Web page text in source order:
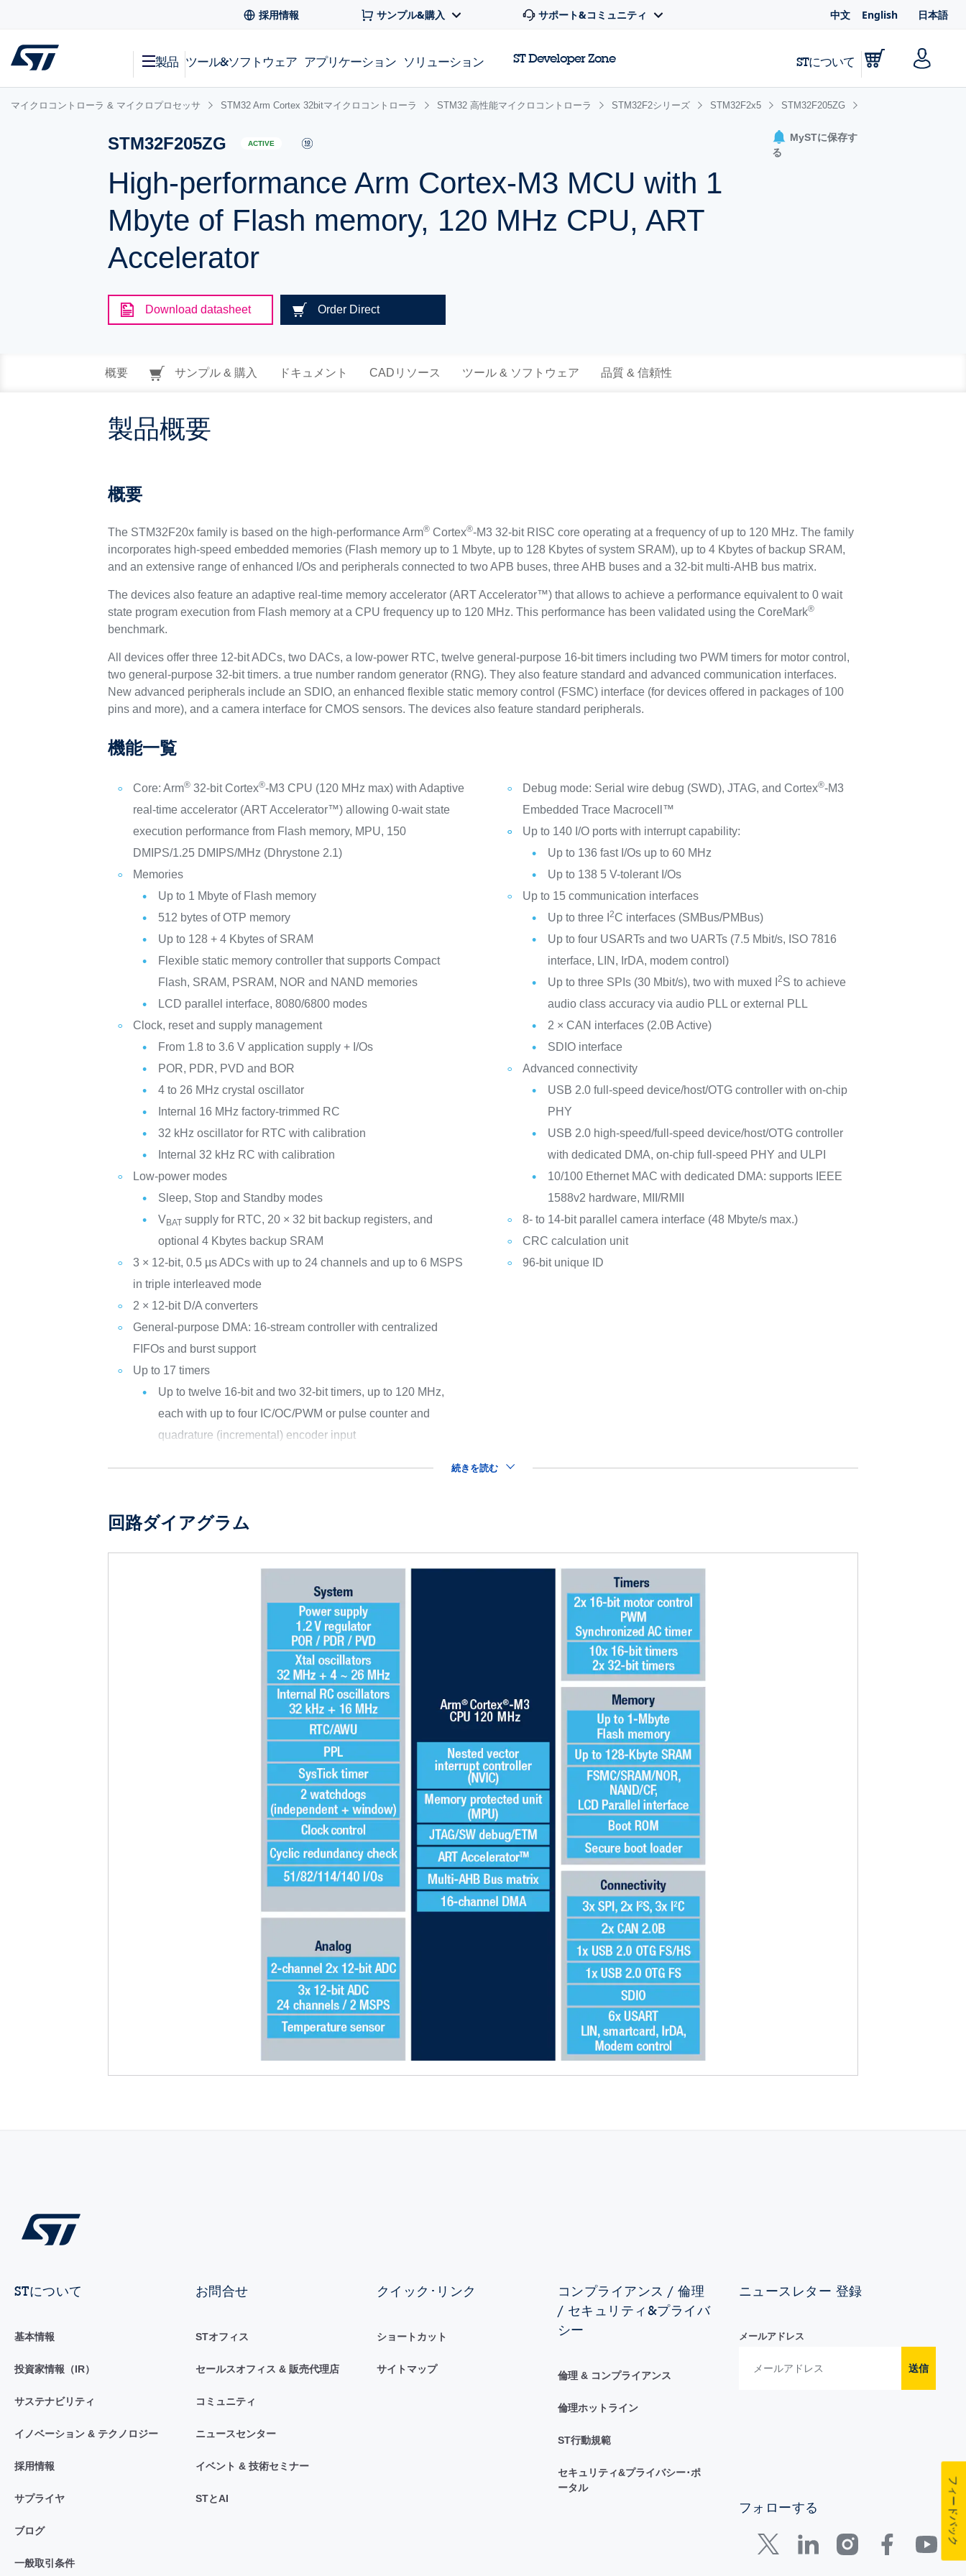
採用情報 サンプル&購入 サポート&コミュニティ 中文 English 日本語
製品 ツール&ソフトウェア アプリケーション ソリューション ST Developer Zone STについて
マイクロコントローラ & マイクロプロセッサ STM32 Arm Cortex 32bitマイクロコントローラ STM32 高性能マイクロコントローラ STM32F2シリーズ STM32F2x5 STM32F205ZG
STM32F205ZG ACTIVE
High-performance Arm Cortex-M3 MCU with 1
Mbyte of Flash memory, 120 MHz CPU, ART
Accelerator
MySTに保存す
る
Download datasheet Order Direct
概要 サンプル & 購入 ドキュメント CADリソース ツール & ソフトウェア 品質 & 信頼性
製品概要
概要
The STM32F20x family is based on the high-performance Arm® Cortex®-M3 32-bit RISC core operating at a frequency of up to 120 MHz. The family
incorporates high-speed embedded memories (Flash memory up to 1 Mbyte, up to 128 Kbytes of system SRAM), up to 4 Kbytes of backup SRAM,
and an extensive range of enhanced I/Os and peripherals connected to two APB buses, three AHB buses and a 32-bit multi-AHB bus matrix.
The devices also feature an adaptive real-time memory accelerator (ART Accelerator™) that allows to achieve a performance equivalent to 0 wait
state program execution from Flash memory at a CPU frequency up to 120 MHz. This performance has been validated using the CoreMark®
benchmark.
All devices offer three 12-bit ADCs, two DACs, a low-power RTC, twelve general-purpose 16-bit timers including two PWM timers for motor control,
two general-purpose 32-bit timers. a true number random generator (RNG). They also feature standard and advanced communication interfaces.
New advanced peripherals include an SDIO, an enhanced flexible static memory control (FSMC) interface (for devices offered in packages of 100
pins and more), and a camera interface for CMOS sensors. The devices also feature standard peripherals.
機能一覧
Core: Arm® 32-bit Cortex®-M3 CPU (120 MHz max) with Adaptive
real-time accelerator (ART Accelerator™) allowing 0-wait state
execution performance from Flash memory, MPU, 150
DMIPS/1.25 DMIPS/MHz (Dhrystone 2.1)
Memories
Up to 1 Mbyte of Flash memory
512 bytes of OTP memory
Up to 128 + 4 Kbytes of SRAM
Flexible static memory controller that supports Compact
Flash, SRAM, PSRAM, NOR and NAND memories
LCD parallel interface, 8080/6800 modes
Clock, reset and supply management
From 1.8 to 3.6 V application supply + I/Os
POR, PDR, PVD and BOR
4 to 26 MHz crystal oscillator
Internal 16 MHz factory-trimmed RC
32 kHz oscillator for RTC with calibration
Internal 32 kHz RC with calibration
Low-power modes
Sleep, Stop and Standby modes
VBAT supply for RTC, 20 × 32 bit backup registers, and
optional 4 Kbytes backup SRAM
3 × 12-bit, 0.5 µs ADCs with up to 24 channels and up to 6 MSPS
in triple interleaved mode
2 × 12-bit D/A converters
General-purpose DMA: 16-stream controller with centralized
FIFOs and burst support
Up to 17 timers
Up to twelve 16-bit and two 32-bit timers, up to 120 MHz,
each with up to four IC/OC/PWM or pulse counter and
quadrature (incremental) encoder input
Debug mode: Serial wire debug (SWD), JTAG, and Cortex®-M3
Embedded Trace Macrocell™
Up to 140 I/O ports with interrupt capability:
Up to 136 fast I/Os up to 60 MHz
Up to 138 5 V-tolerant I/Os
Up to 15 communication interfaces
Up to three I 2C interfaces (SMBus/PMBus)
Up to four USARTs and two UARTs (7.5 Mbit/s, ISO 7816
interface, LIN, IrDA, modem control)
Up to three SPIs (30 Mbit/s), two with muxed I
2S to achieve
audio class accuracy via audio PLL or external PLL
2 × CAN interfaces (2.0B Active)
SDIO interface
Advanced connectivity
USB 2.0 full-speed device/host/OTG controller with on-chip
PHY
USB 2.0 high-speed/full-speed device/host/OTG controller
with dedicated DMA, on-chip full-speed PHY and ULPI
10/100 Ethernet MAC with dedicated DMA: supports IEEE
1588v2 hardware, MII/RMII
8- to 14-bit parallel camera interface (48 Mbyte/s max.)
CRC calculation unit
96-bit unique ID
続きを読む
回路ダイアグラム
STについて
基本情報
投資家情報（IR）
サステナビリティ
イノベーション & テクノロジー
採用情報
サプライヤ
ブログ
一般取引条件
お問合せ
STオフィス
セールスオフィス & 販売代理店
コミュニティ
ニュースセンター
イベント & 技術セミナー
STとAI
クイック･リンク
ショートカット
サイトマップ
コンプライアンス / 倫理
/ セキュリティ&プライバ
シー
倫理 & コンプライアンス
倫理ホットライン
ST行動規範
セキュリティ&プライバシー･ポ
ータル
ニュースレター 登録
メールアドレス
送信
フォローする フィードバック